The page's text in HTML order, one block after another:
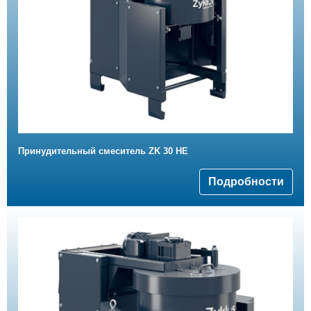
Принудительный смеситель ZK 30 HE
Подробности